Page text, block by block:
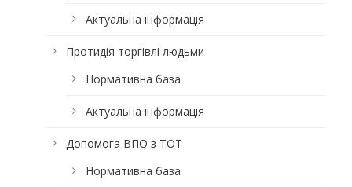
Актуальна інформація
Протидія торгівлі людьми
Нормативна база
Актуальна інформація
Допомога ВПО з ТОТ
Нормативна база